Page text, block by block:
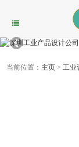
当前位置： 主页 >工业